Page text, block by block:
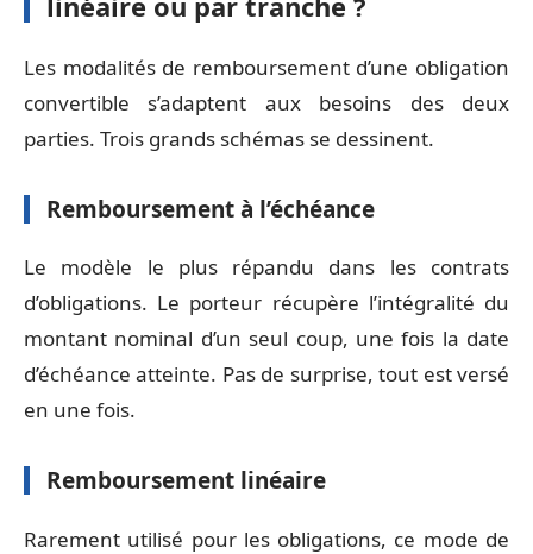
Les modalités de remboursement d’une obligation
convertible s’adaptent aux besoins des deux
parties. Trois grands schémas se dessinent.
Remboursement à l’échéance
Le modèle le plus répandu dans les contrats
d’obligations. Le porteur récupère l’intégralité du
montant nominal d’un seul coup, une fois la date
d’échéance atteinte. Pas de surprise, tout est versé
en une fois.
Remboursement linéaire
Rarement utilisé pour les obligations, ce mode de